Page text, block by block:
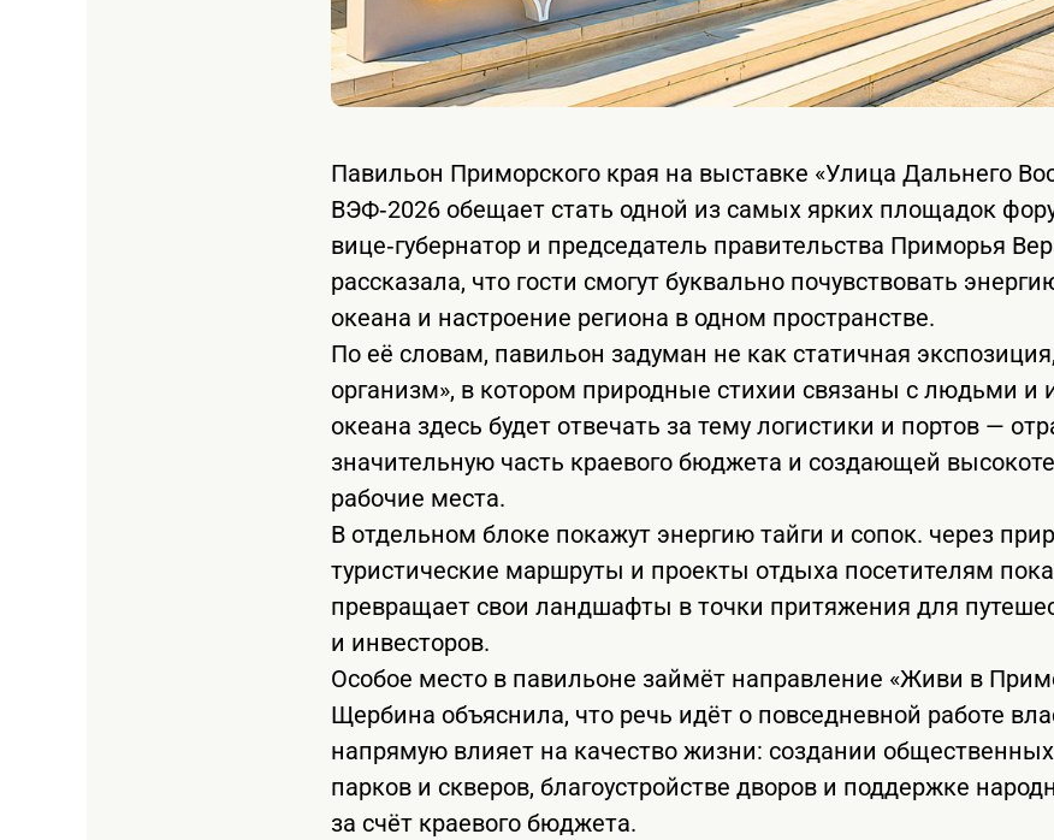
Павильон Приморского края на выставке «Улица Дальнего
ВЭФ‑2026 обещает стать одной из самых ярких площадок
вице‑губернатор и председатель правительства Приморья
рассказала, что гости смогут буквально почувствовать
океана и настроение региона в одном пространстве.
По её словам, павильон задуман не как статичная
организм», в котором природные стихии связаны с людьми
океана здесь будет отвечать за тему логистики и портов —
значительную часть краевого бюджета и создающей
рабочие места.
В отдельном блоке покажут энергию тайги и сопок. через
туристические маршруты и проекты отдыха посетителям
превращает свои ландшафты в точки притяжения для
и инвесторов.
Особое место в павильоне займёт направление «Живи в
Щербина объяснила, что речь идёт о повседневной работе
напрямую влияет на качество жизни: создании общественных
парков и скверов, благоустройстве дворов и поддержке
за счёт краевого бюджета.